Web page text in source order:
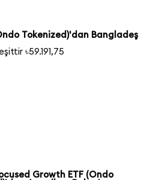
Tokenized)'dan Bangladeş
৳59.191,75
Growth ETF (Ondo